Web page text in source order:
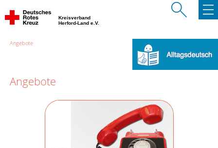
Kreisverband
Herford-Land e.V.
Angebote
Angebote